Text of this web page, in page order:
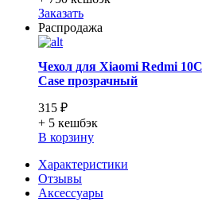
Заказать
Распродажа
Чехол для Xiaomi Redmi
Case прозрачный
315 ₽
+ 5 кешбэк
В корзину
Характеристики
Отзывы
Аксессуары